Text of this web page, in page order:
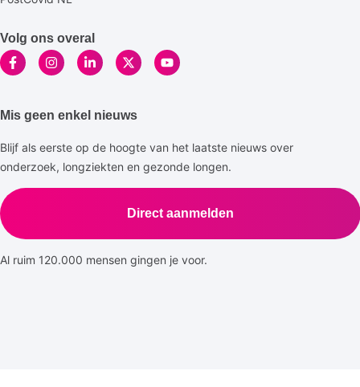
Volg ons overal
Mis geen enkel nieuws
Blijf als eerste op de hoogte van het laatste nieuws over
onderzoek, longziekten en gezonde longen.
Direct aanmelden
Al ruim 120.000 mensen gingen je voor.